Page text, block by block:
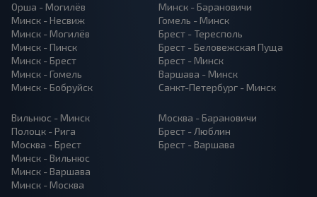
Орша - Могилёв
Минск - Несвиж
Минск - Могилёв
Минск - Пинск
Минск - Брест
Минск - Гомель
Минск - Бобруйск
Минск - Барановичи
Гомель - Минск
Брест - Тересполь
Брест - Беловежская Пуща
Брест - Минск
Варшава - Минск
Санкт-Петербург - Минск
Вильнюс - Минск
Полоцк - Рига
Москва - Брест
Минск - Вильнюс
Минск - Варшава
Минск - Москва
Москва - Барановичи
Брест - Люблин
Брест - Варшава